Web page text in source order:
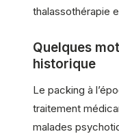
thalassothérapie
Quelques
historique
Le packing à
traitement
malades